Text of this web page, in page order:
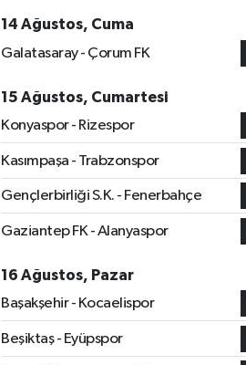
14 Ağustos, Cuma
Galatasaray - Çorum FK
15 Ağustos, Cumartesi
Konyaspor - Rizespor
Kasımpaşa - Trabzonspor
Gençlerbirliği S.K. - Fenerbahçe
Gaziantep FK - Alanyaspor
16 Ağustos, Pazar
Başakşehir - Kocaelispor
Beşiktaş - Eyüpspor